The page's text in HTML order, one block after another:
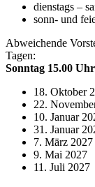
dienstags –
sonn- und
Abweichende
Tagen:
Sonntag 15.00 Uhr
18. Oktober
22.
10. Januar
31. Januar
7. März 2027
9. Mai 2027
11. Juli 2027